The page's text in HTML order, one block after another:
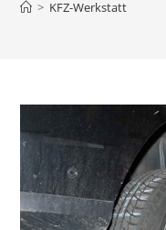
> KFZ-Werkstatt